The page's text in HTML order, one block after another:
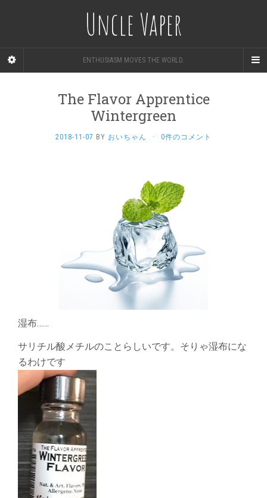
Uncle Vaper
ENTHUSIASM MOVES THE WORLD.
The Flavor Apprentice
Wintergreen
2018-11-07 BY おいちゃん · 0件のコメント
湿布……
サリチル酸メチルのことらしいです。そりゃ湿布にな
るわけです